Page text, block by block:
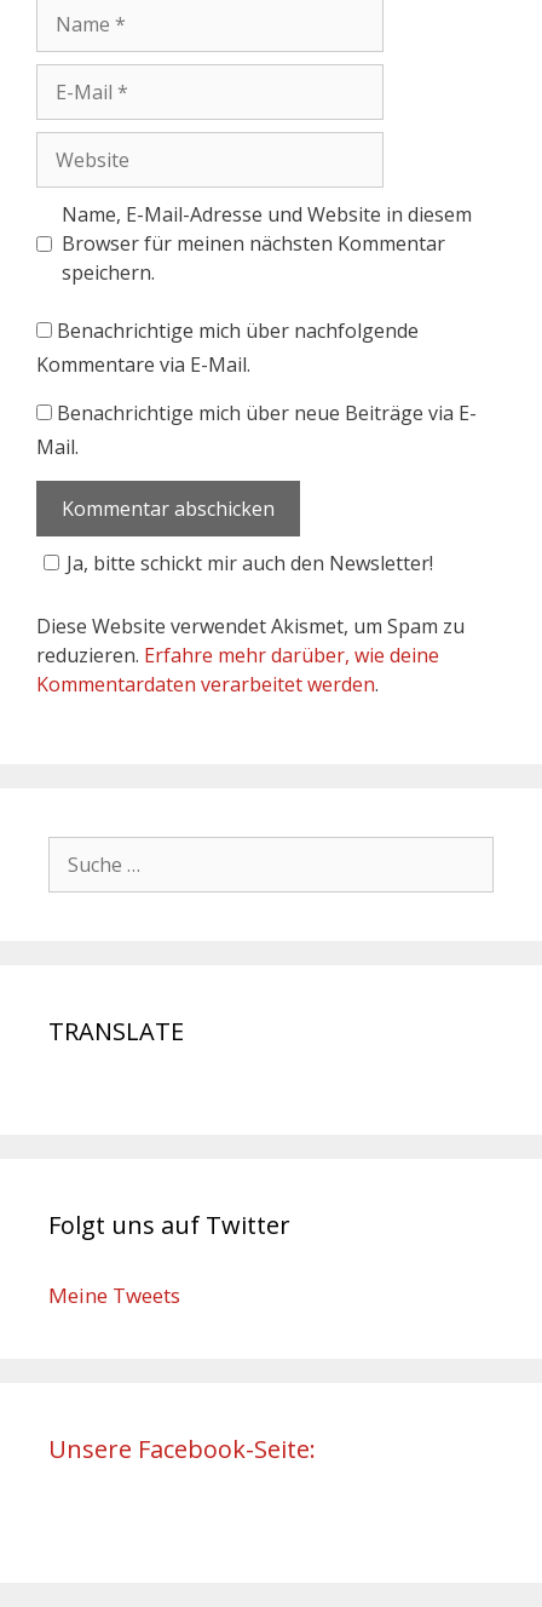
Name, E-Mail-Adresse und Website in diesem
Browser für meinen nächsten Kommentar
speichern.
Benachrichtige mich über nachfolgende
Kommentare via E-Mail.
Benachrichtige mich über neue Beiträge via E-
Mail.
Ja, bitte schickt mir auch den Newsletter!
Diese Website verwendet Akismet, um Spam zu
reduzieren. Erfahre mehr darüber, wie deine
Kommentardaten verarbeitet werden.
TRANSLATE
Folgt uns auf Twitter
Meine Tweets
Unsere Facebook-Seite: